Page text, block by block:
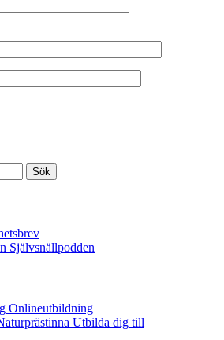
Självsnällpodden
Onlineutbildning
Utbilda dig till